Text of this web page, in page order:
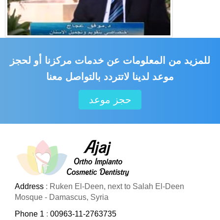
للمزيد من المعلومات عن خدمات مركزنا أو لحجز
موعد لدينا لاتتردد بالتواصل معنا
حجز موعد
Address : Ruken El-Deen, next to Salah El-Deen
Mosque - Damascus, Syria
Phone 1 : 00963-11-2763735